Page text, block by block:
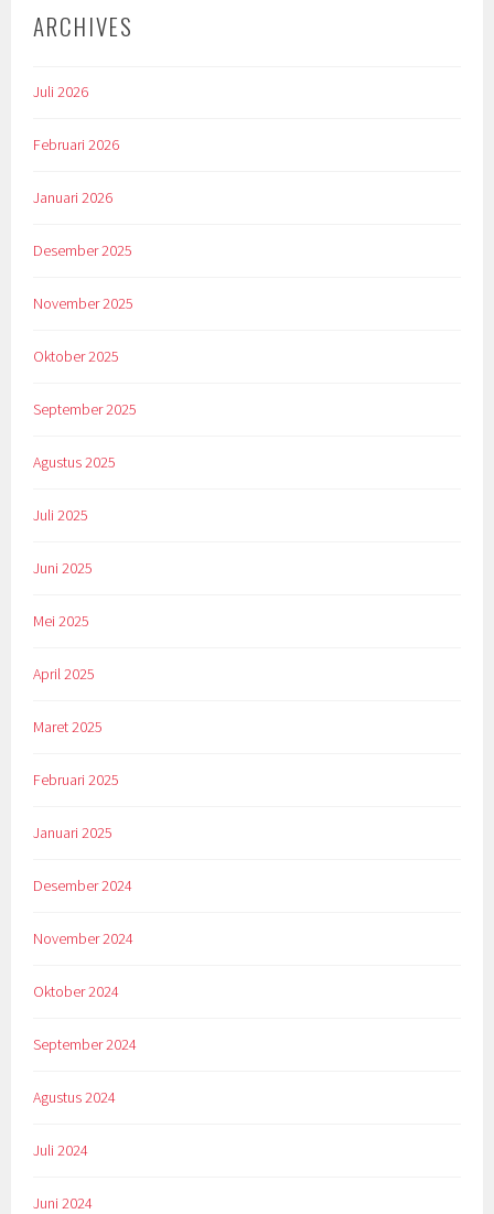
ARCHIVES
Juli 2026
Februari 2026
Januari 2026
Desember 2025
November 2025
Oktober 2025
September 2025
Agustus 2025
Juli 2025
Juni 2025
Mei 2025
April 2025
Maret 2025
Februari 2025
Januari 2025
Desember 2024
November 2024
Oktober 2024
September 2024
Agustus 2024
Juli 2024
Juni 2024